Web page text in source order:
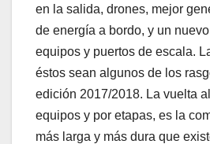
en la salida, drones, mejor
de energía a bordo, y un
equipos y puertos de escala.
éstos sean algunos de los
edición 2017/2018. La vuelta
equipos y por etapas, es la
más larga y más dura que